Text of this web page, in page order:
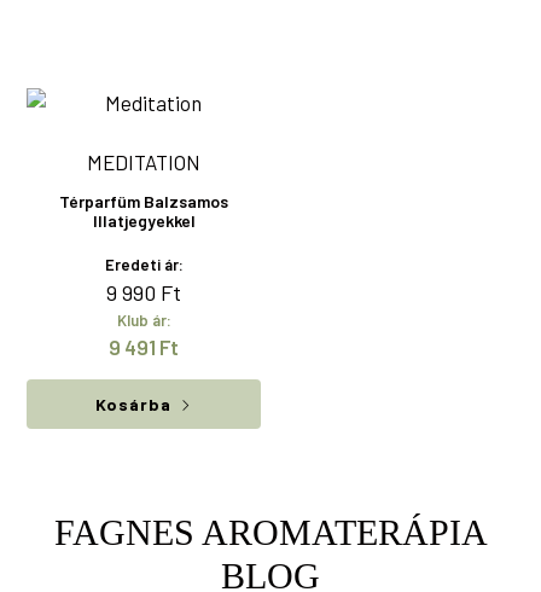
MEDITATION
Térparfüm Balzsamos
Illatjegyekkel
Eredeti ár:
9 990 Ft
Klub ár:
9 491 Ft
Kosárba
FAGNES AROMATERÁPIA
BLOG